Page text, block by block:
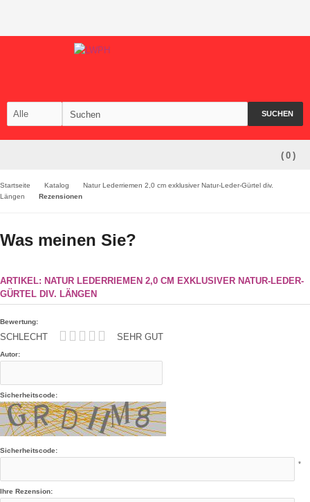
SUCHEN
( 0 )
Startseite Katalog
Natur Lederriemen 2,0 cm exklusiver Natur-Leder-Gürtel div.
Längen
Rezensionen
Was meinen Sie?
ARTIKEL: NATUR LEDERRIEMEN 2,0 CM EXKLUSIVER NATUR-LEDER-
GÜRTEL DIV. LÄNGEN
Bewertung:
SCHLECHT SEHR GUT
Autor:
Sicherheitscode:
Sicherheitscode:
*
Ihre Rezension: